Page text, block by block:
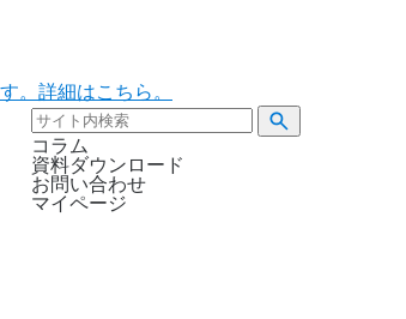
。詳細はこちら。
コラム
資料ダウンロード
お問い合わせ
マイページ